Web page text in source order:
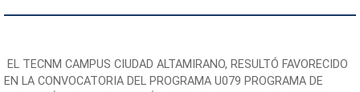
EL TECNM CAMPUS CIUDAD ALTAMIRANO, RESULTÓ FAVORECIDO
EN LA CONVOCATORIA DEL PROGRAMA U079 PROGRAMA DE